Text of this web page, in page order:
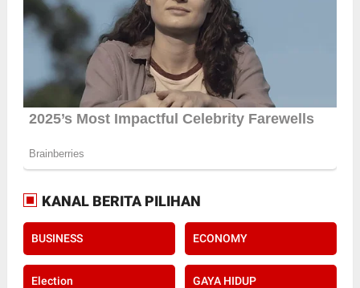
KANAL BERITA PILIHAN
BUSINESS ECONOMY
Election GAYA HIDUP